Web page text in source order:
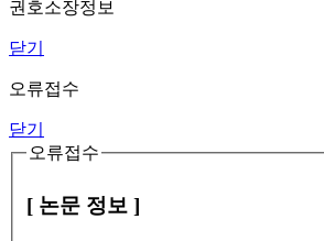
권호소장정보
닫기
오류접수
닫기
오류접수
[ 논문 정보 ]